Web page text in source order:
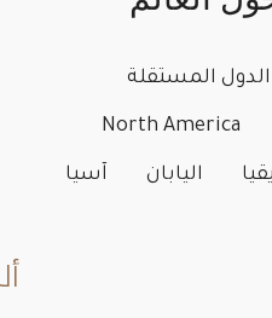
المستقلة
North America
اليابان آسيا